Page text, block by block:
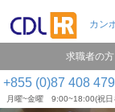
+855 (0)87 408 479
月曜~金曜 9:00~18:00(祝日
求職者の方